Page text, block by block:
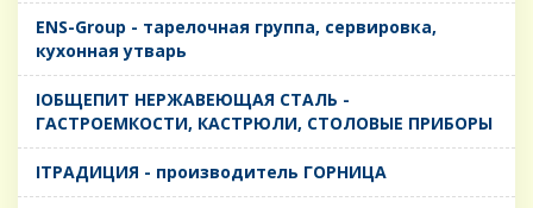
ENS-Group - тарелочная группа, сервировка,
кухонная утварь
IОБЩЕПИТ НЕРЖАВЕЮЩАЯ СТАЛЬ -
ГАСТРОЕМКОСТИ, КАСТРЮЛИ, СТОЛОВЫЕ ПРИБОРЫ
IТРАДИЦИЯ - производитель ГОРНИЦА